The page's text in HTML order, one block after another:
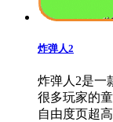
炸弹人2
炸弹人2是一
很多玩家的
自由度页超